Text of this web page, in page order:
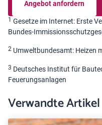
Angebot anfordern
1 Gesetze im Internet: Erste
Bundes-
2 Umweltbundesamt: Heizen
3 Deutsches Institut für
Feuerungsanlagen
Verwandte Artikel